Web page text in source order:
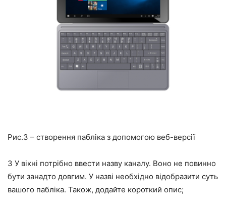
Рис.3 – створення пабліка з допомогою веб-версії
3 У вікні потрібно ввести назву каналу. Воно не повинно
бути занадто довгим. У назві необхідно відобразити суть
вашого пабліка. Також, додайте короткий опис;